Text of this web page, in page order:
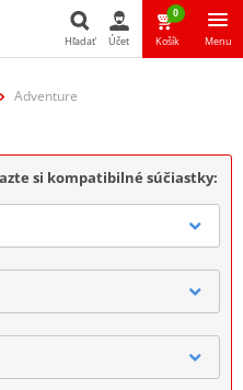
Hľadať Účet
0
Košík Menu
Adventure
si kompatibilné súčiastky: